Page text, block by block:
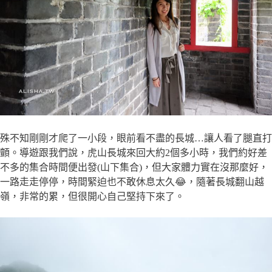
殊不知剛剛才爬了一小段，眼前看不盡的長城…讓人看了腿直打
顫。導遊跟我們說，虎山長城來回大約2個多小時，我們約好差
不多的集合時間便出發(山下集合)，但大家體力實在沒那麼好，
一路走走停停，時間緊迫也不敢休息太久😂，隨著長城翻山越
嶺，非常的累，但很開心自己堅持下來了。